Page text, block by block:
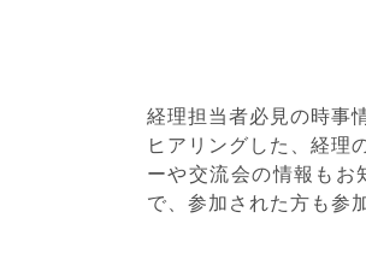
経理担当者必見の時事
ヒアリングした、経理
ーや交流会の情報もお
で、参加された方も参